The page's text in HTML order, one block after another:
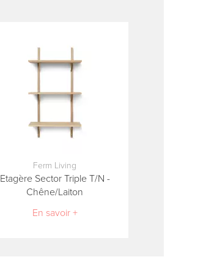
Ferm Living
Etagère Sector Triple T/N -
Chêne/Laiton
En savoir +